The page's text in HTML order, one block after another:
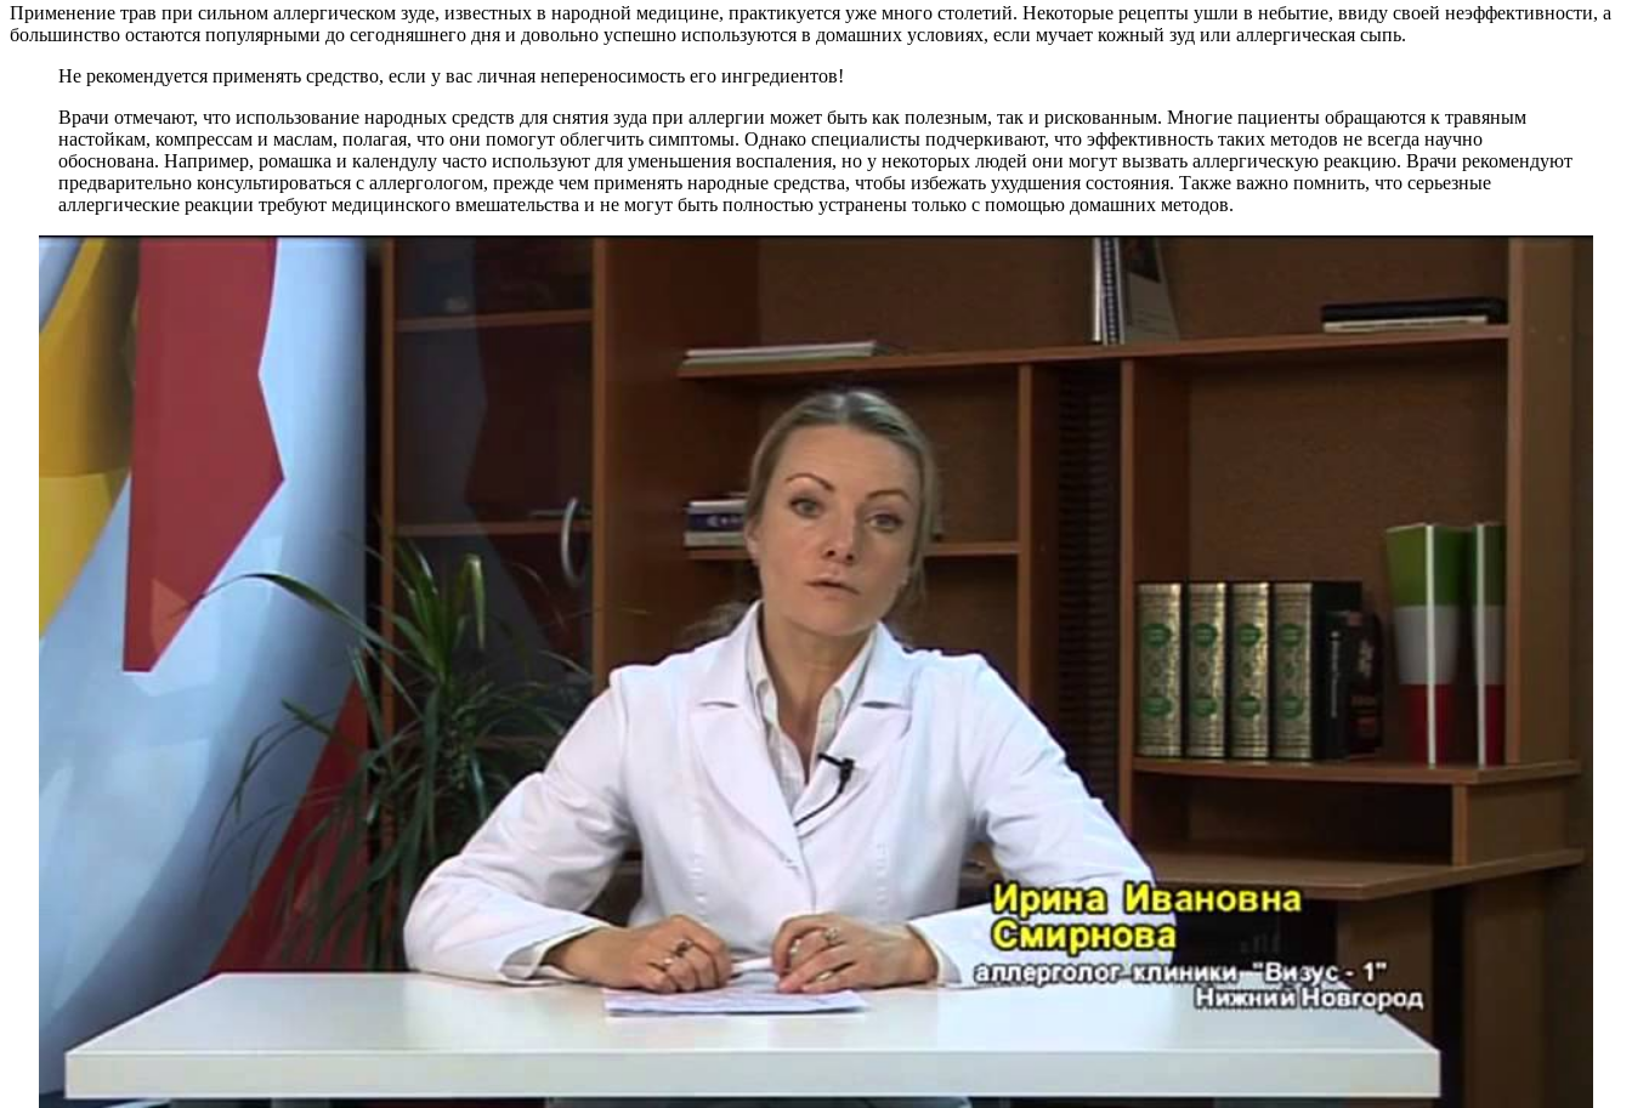
Применение трав при сильном аллергическом зуде, известных в народной медицине, практикуется уже много столетий. Некоторые рецепты ушли в небытие, ввиду своей неэффективности, а
большинство остаются популярными до сегодняшнего дня и довольно успешно используются в домашних условиях, если мучает кожный зуд или аллергическая сыпь.
Не рекомендуется применять средство, если у вас личная непереносимость его ингредиентов!
Врачи отмечают, что использование народных средств для снятия зуда при аллергии может быть как полезным, так и рискованным. Многие пациенты обращаются к травяным
настойкам, компрессам и маслам, полагая, что они помогут облегчить симптомы. Однако специалисты подчеркивают, что эффективность таких методов не всегда научно
обоснована. Например, ромашка и календулу часто используют для уменьшения воспаления, но у некоторых людей они могут вызвать аллергическую реакцию. Врачи рекомендуют
предварительно консультироваться с аллергологом, прежде чем применять народные средства, чтобы избежать ухудшения состояния. Также важно помнить, что серьезные
аллергические реакции требуют медицинского вмешательства и не могут быть полностью устранены только с помощью домашних методов.